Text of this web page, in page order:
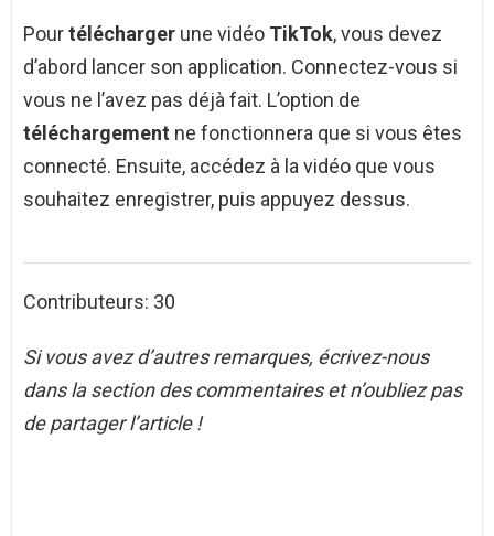
Pourtélécharger une vidéo TikTok, vous devez
d’abord lancer son application. Connectez-vous si
vous ne l’avez pas déjà fait. L’option de
téléchargement ne fonctionnera que si vous êtes
connecté. Ensuite, accédez à la vidéo que vous
souhaitez enregistrer, puis appuyez dessus.
Contributeurs: 30
Si vous avez d’autres remarques, écrivez-nous
dans la section des commentaires et n’oubliez pas
de partager l’article !